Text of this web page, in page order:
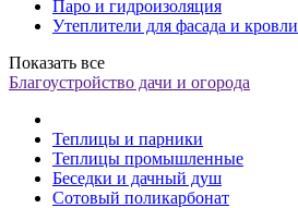
Паро и гидроизоляция
Утеплители для фасада и кровли
Показать все
Благоустройство дачи и огорода
Теплицы и парники
Теплицы промышленные
Беседки и дачный душ
Сотовый поликарбонат